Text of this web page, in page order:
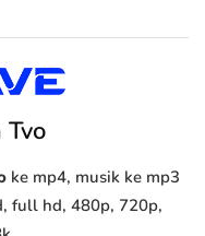
ke mp4, musik ke mp3
full hd, 480p, 720p,